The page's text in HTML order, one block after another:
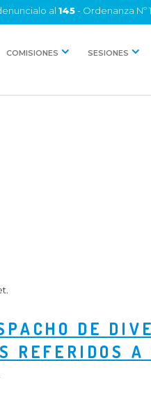
al 145- Ordenanza Nº
COMISIONES SESIONES
DE
REFERIDOS A